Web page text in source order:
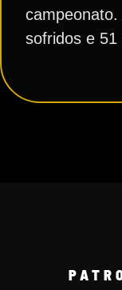
sofridos e 51